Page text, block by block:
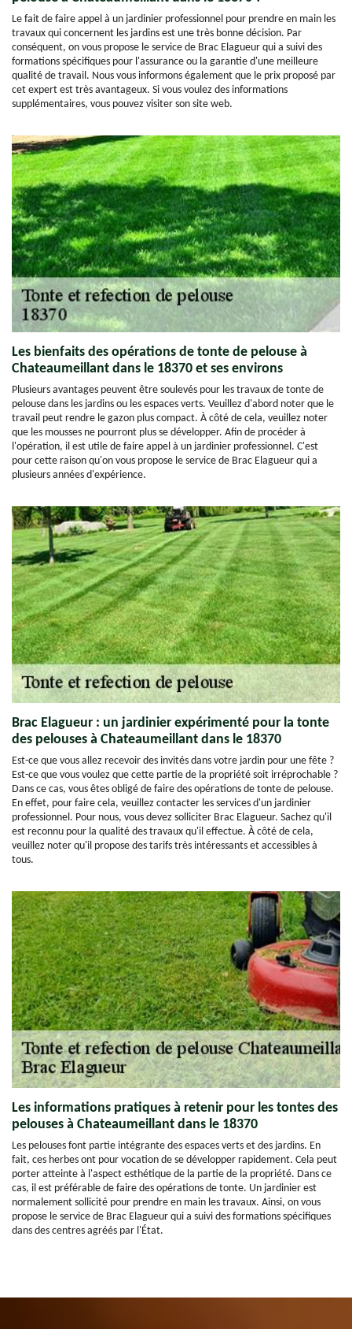
Le fait de faire appel à un jardinier professionnel pour prendre en main les
travaux qui concernent les jardins est une très bonne décision. Par
conséquent, on vous propose le service de Brac Elagueur qui a suivi des
formations spécifiques pour l'assurance ou la garantie d'une meilleure
qualité de travail. Nous vous informons également que le prix proposé par
cet expert est très avantageux. Si vous voulez des informations
supplémentaires, vous pouvez visiter son site web.
Les bienfaits des opérations de tonte de pelouse à
Chateaumeillant dans le 18370 et ses environs
Plusieurs avantages peuvent être soulevés pour les travaux de tonte de
pelouse dans les jardins ou les espaces verts. Veuillez d'abord noter que le
travail peut rendre le gazon plus compact. À côté de cela, veuillez noter
que les mousses ne pourront plus se développer. Afin de procéder à
l'opération, il est utile de faire appel à un jardinier professionnel. C'est
pour cette raison qu'on vous propose le service de Brac Elagueur qui a
plusieurs années d'expérience.
Brac Elagueur : un jardinier expérimenté pour la tonte
des pelouses à Chateaumeillant dans le 18370
Est-ce que vous allez recevoir des invités dans votre jardin pour une fête ?
Est-ce que vous voulez que cette partie de la propriété soit irréprochable ?
Dans ce cas, vous êtes obligé de faire des opérations de tonte de pelouse.
En effet, pour faire cela, veuillez contacter les services d'un jardinier
professionnel. Pour nous, vous devez solliciter Brac Elagueur. Sachez qu'il
est reconnu pour la qualité des travaux qu'il effectue. À côté de cela,
veuillez noter qu'il propose des tarifs très intéressants et accessibles à
tous.
Les informations pratiques à retenir pour les tontes des
pelouses à Chateaumeillant dans le 18370
Les pelouses font partie intégrante des espaces verts et des jardins. En
fait, ces herbes ont pour vocation de se développer rapidement. Cela peut
porter atteinte à l'aspect esthétique de la partie de la propriété. Dans ce
cas, il est préférable de faire des opérations de tonte. Un jardinier est
normalement sollicité pour prendre en main les travaux. Ainsi, on vous
propose le service de Brac Elagueur qui a suivi des formations spécifiques
dans des centres agréés par l'État.